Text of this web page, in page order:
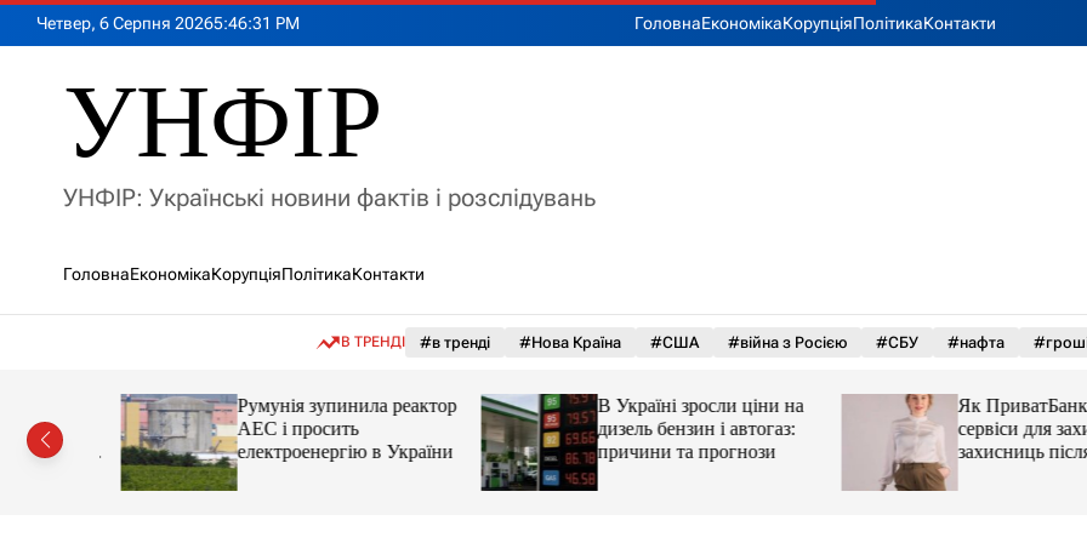
Четвер, 6 Серпня 20265:46:33 PM ГоловнаЕкономікаКорупціяПолітикаКонтакти
УНФІР
УНФІР: Українські новини фактів і розслідувань
ГоловнаЕкономікаКорупціяПолітикаКонтакти
В ТРЕНДІ #в тренді #Нова Країна #США #війна з Росією #СБУ #нафта
цін і
Румунія зупинила реактор
АЕС і просить
електроенергію в України
В Україні зросли ціни на
дизель бензин і автогаз:
причини та прогнози
Як ПриватБанк
сервіси для
захисниць після